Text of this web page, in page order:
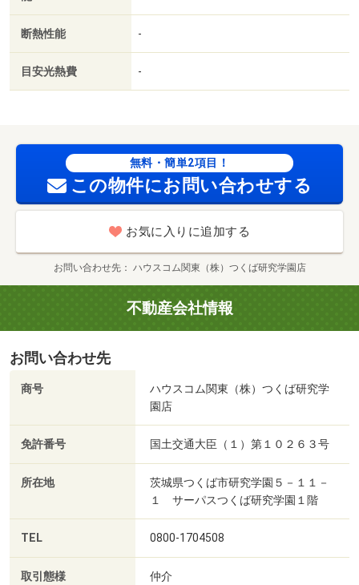
換気システム／クロゼット２ヶ所／南面２室／南面リビン
グ／浴室１坪以上／上階無し／敷地内ごみ置き場／平面駐
車場／セキュリティ会社加入済／都市ガス／洗面所にドア
牛久中央店（スーパー）まで１２０５ｍ／業務スーパー
牛久店（スーパー）まで１５９５ｍ／セブンイレブン 牛
久駅西店（コンビニ）まで７６０ｍ／ファミリーマート
牛久駅前店（コンビニ）まで１２５５ｍ／ダイソー 牛久
ししこ店（その他）まで１４５１ｍ／ウエルシア牛久猪子
店（ドラッグストア）まで１５０４ｍ/賃貸戸数:10戸
断熱性能 -
目安光熱費 -
無料・簡単2項目！
この物件にお問い合わせする
お気に入りに追加する
お問い合わせ先 ハウスコム関東（株）つくば研究学園店
不動産会社情報
お問い合わせ先
商号
ハウスコム関東（株）つくば研究学
園店
免許番号 国土交通大臣（１）第１０２６３号
所在地
茨城県つくば市研究学園５－１１－
１ サーパスつくば研究学園１階
TEL 0800-1704508
取引態様 仲介